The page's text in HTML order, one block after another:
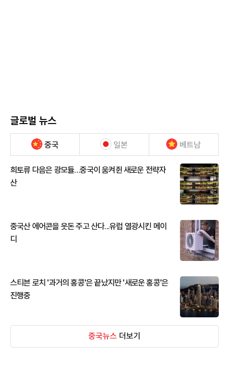
글로벌 뉴스
중국 일본 베트남
희토류 다음은 광모듈…중국이 움켜쥔 새로운 전략자
산
중국산 에어콘을 웃돈 주고 산다...유럽 열광시킨 메이
디
스티븐 로치 '과거의 홍콩'은 끝났지만 '새로운 홍콩'은
진행중
중국뉴스 더보기